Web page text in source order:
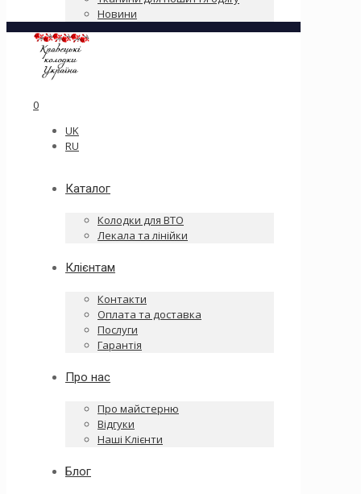
Новини
0
UK
RU
Каталог
Колодки для ВТО
Лекала та лінійки
Клієнтам
Контакти
Оплата та доставка
Послуги
Гарантія
Про нас
Про майстерню
Відгуки
Наші Клієнти
Блог